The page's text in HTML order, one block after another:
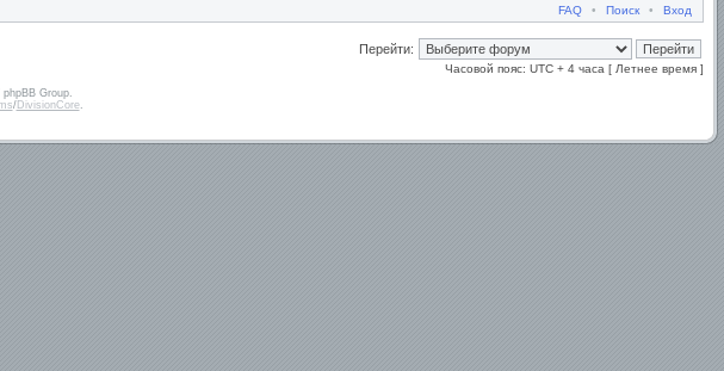
FAQ • Поиск • Вход
Перейти:
Часовой пояс: UTC + 4 часа [ Летнее время ]
Group.
/DivisionCore.